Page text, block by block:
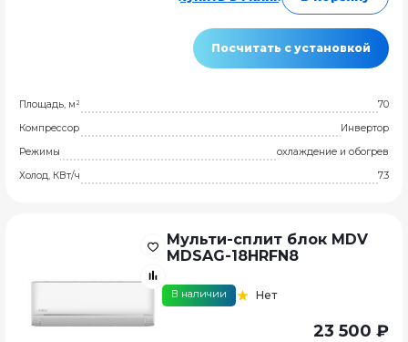
Посчитать с установкой
Площадь, м²
70
Компрессор
Инвертор
Режимы
охлаждение и обогрев
Холод, КВт/ч
7.3
Мульти-сплит блок MDV
MDSAG-18HRFN8
В наличии Нет
23 500 ₽